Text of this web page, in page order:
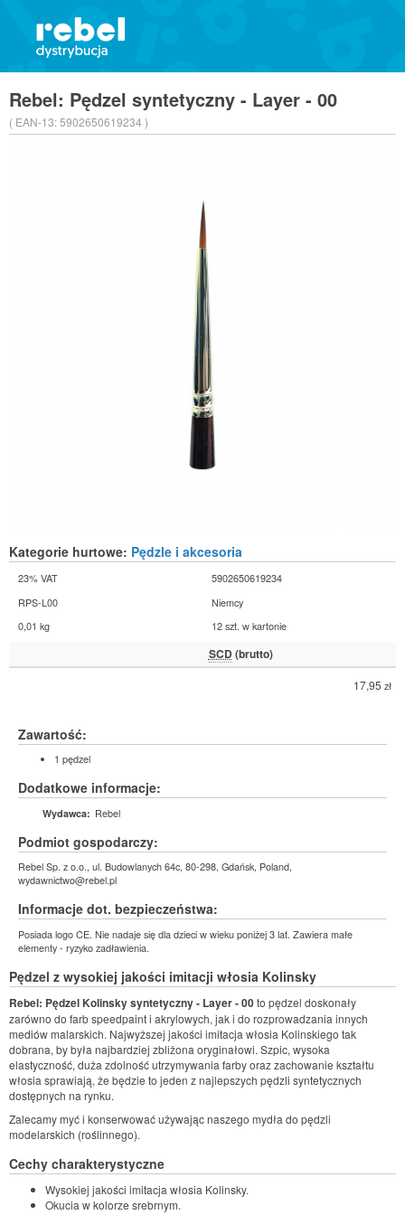
Rebel: Pędzel syntetyczny - Layer - 00
( EAN-13:5902650619234 )
Kategorie hurtowe: Pędzle i akcesoria
23% VAT
5902650619234
RPS-L00
Niemcy
0,01 kg
12 szt. w kartonie
SCD (brutto)
17,95 zł
Zawartość:
1 pędzel
Dodatkowe informacje:
Wydawca: Rebel
Podmiot gospodarczy:
Rebel Sp. z o.o., ul. Budowlanych 64c, 80-298, Gdańsk, Poland,
wydawnictwo@rebel.pl
Informacje dot. bezpieczeństwa:
Posiada logo CE. Nie nadaje się dla dzieci w wieku poniżej 3 lat. Zawiera małe
elementy - ryzyko zadławienia.
Pędzel z wysokiej jakości imitacji włosia Kolinsky
Rebel: Pędzel Kolinsky syntetyczny - Layer - 00to pędzel doskonały
zarówno do farb speedpaint i akrylowych, jak i do rozprowadzania innych
mediów malarskich. Najwyższej jakości imitacja włosia Kolinskiego tak
dobrana, by była najbardziej zbliżona oryginałowi. Szpic, wysoka
elastyczność, duża zdolność utrzymywania farby oraz zachowanie kształtu
włosia sprawiają, że będzie to jeden z najlepszych pędzli syntetycznych
dostępnych na rynku.
Zalecamy myć i konserwować używając naszego mydła do pędzli
modelarskich (roślinnego).
Cechy charakterystyczne
Wysokiej jakości imitacja włosia Kolinsky.
Okucia w kolorze srebrnym.